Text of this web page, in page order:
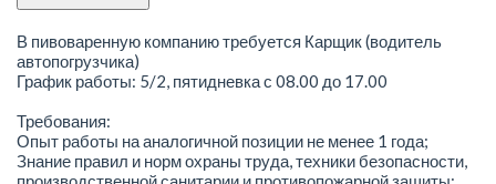
В пивоваренную компанию требуется Карщик (водитель
автопогрузчика)
График работы: 5/2, пятидневка с 08.00 до 17.00
Требования:
Опыт работы на аналогичной позиции не менее 1 года;
Знание правил и норм охраны труда, техники безопасности,